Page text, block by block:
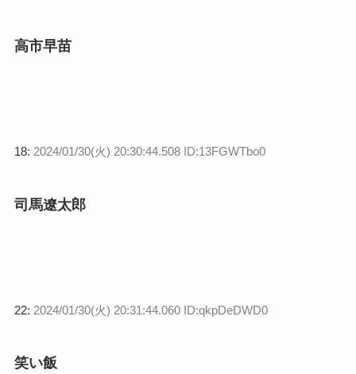
高市早苗
18: 2024/01/30(火) 20:30:44.508 ID:13FGWTbo0
司馬遼太郎
22: 2024/01/30(火) 20:31:44.060 ID:qkpDeDWD0
笑い飯